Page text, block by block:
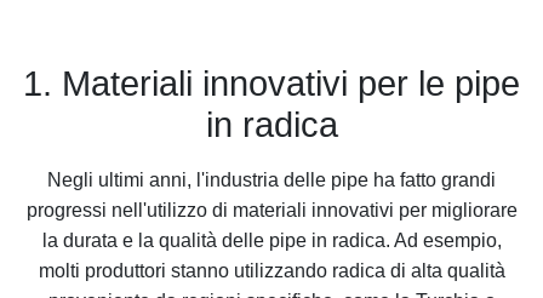
1. Materiali innovativi per le pipe
in radica
Negli ultimi anni, l'industria delle pipe ha fatto grandi
progressi nell'utilizzo di materiali innovativi per migliorare
la durata e la qualità delle pipe in radica. Ad esempio,
molti produttori stanno utilizzando radica di alta qualità